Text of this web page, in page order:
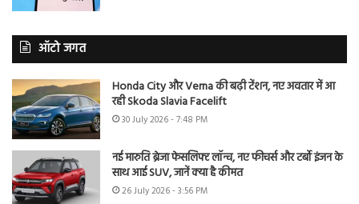
ऑटो जगत
Honda City और Verna की बढ़ी टेंशन, नए अवतार में आ
रही Skoda Slavia Facelift
30 July 2026 - 7:48 PM
नई मारुति ब्रेजा फेसलिफ्ट लॉन्च, नए फीचर्स और टर्बो इंजन के
साथ आई SUV, जानें क्या है कीमत
26 July 2026 - 3:56 PM